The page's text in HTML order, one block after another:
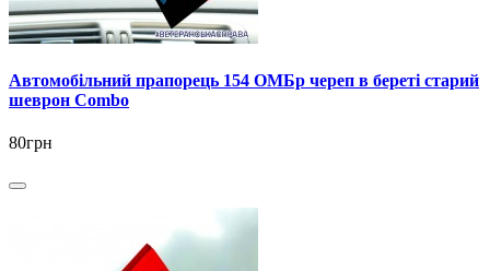
Автомобільний прапорець 154 ОМБр череп в береті старий
шеврон Combo
80грн